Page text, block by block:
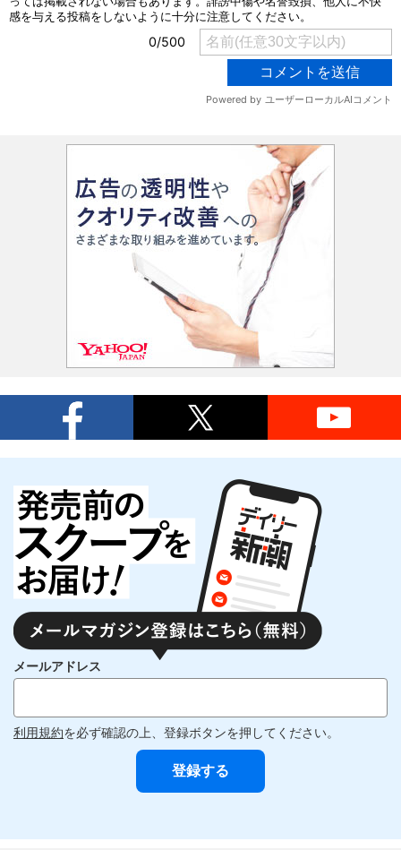
メールアドレス
利用規約を必ず確認の上、登録ボタンを押してください。